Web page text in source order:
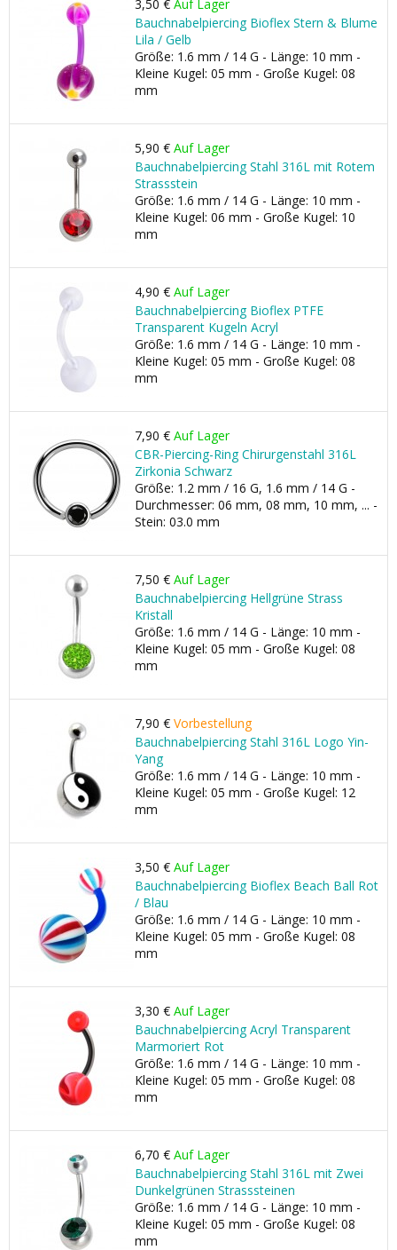
3,50 € Auf Lager
Bauchnabelpiercing Bioflex Stern & Blume
Lila / Gelb
Größe: 1.6 mm / 14 G - Länge: 10 mm -
Kleine Kugel: 05 mm - Große Kugel: 08
mm
5,90 € Auf Lager
Bauchnabelpiercing Stahl 316L mit Rotem
Strassstein
Größe: 1.6 mm / 14 G - Länge: 10 mm -
Kleine Kugel: 06 mm - Große Kugel: 10
mm
4,90 € Auf Lager
Bauchnabelpiercing Bioflex PTFE
Transparent Kugeln Acryl
Größe: 1.6 mm / 14 G - Länge: 10 mm -
Kleine Kugel: 05 mm - Große Kugel: 08
mm
7,90 € Auf Lager
CBR-Piercing-Ring Chirurgenstahl 316L
Zirkonia Schwarz
Größe: 1.2 mm / 16 G, 1.6 mm / 14 G -
Durchmesser: 06 mm, 08 mm, 10 mm, ... -
Stein: 03.0 mm
7,50 € Auf Lager
Bauchnabelpiercing Hellgrüne Strass
Kristall
Größe: 1.6 mm / 14 G - Länge: 10 mm -
Kleine Kugel: 05 mm - Große Kugel: 08
mm
7,90 € Vorbestellung
Bauchnabelpiercing Stahl 316L Logo Yin-
Yang
Größe: 1.6 mm / 14 G - Länge: 10 mm -
Kleine Kugel: 05 mm - Große Kugel: 12
mm
3,50 € Auf Lager
Bauchnabelpiercing Bioflex Beach Ball Rot
/ Blau
Größe: 1.6 mm / 14 G - Länge: 10 mm -
Kleine Kugel: 05 mm - Große Kugel: 08
mm
3,30 € Auf Lager
Bauchnabelpiercing Acryl Transparent
Marmoriert Rot
Größe: 1.6 mm / 14 G - Länge: 10 mm -
Kleine Kugel: 05 mm - Große Kugel: 08
mm
6,70 € Auf Lager
Bauchnabelpiercing Stahl 316L mit Zwei
Dunkelgrünen Strasssteinen
Größe: 1.6 mm / 14 G - Länge: 10 mm -
Kleine Kugel: 05 mm - Große Kugel: 08
mm